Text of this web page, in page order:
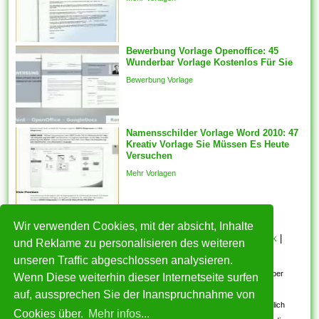
Wir verwenden Cookies, mit der absicht, Inhalte
und Reklame zu personalisieren des weiteren
unseren Traffic abgeschlossen analysieren.
Wenn Diese weiterhin dieser Internetseite surfen
auf, aussprechen Sie der Inanspruchnahme von
Cookies über. Mehr infos...
Rechnungsdetails oder Logo
des Kontos) neu positioniert
werden. Standardvorlagen und
Vererbung für Vorlagen
können für
Geschäftsbereiche, Konten
und Fälle festgelegt werden.
Jeder Vorlagen...
Bewerbung Vorlage Openoffice: 45
Wunderbar Vorlage Kostenlos Für Sie
Bewerbung Vorlage
Namensschilder Vorlage Word 2010: 47
Kreativ Vorlage Sie Müssen Es Heute
Versuchen
Mehr Vorlagen
HOME |Über mich| Datenschutzerklärung|Cookie Politik
Copyright
Nutzungsbedingungen
Alle eingereichten Inhalte bleiben dem ursprünglichen Copyright-Inhaber
urheberrechtlich geschützt. Bitte beachten Sie: Bilder sind für den
persönlichen, nicht-kommerziellen Gebrauch. Wenn Sie urheberrechtlich